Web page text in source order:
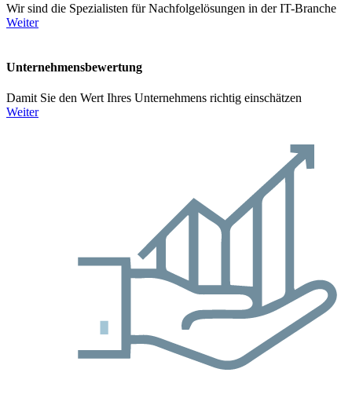
Wir sind die Spezialisten für Nachfolgelösungen in der IT-Branche
Weiter
Unternehmens­bewertung
Damit Sie den Wert Ihres Unternehmens richtig einschätzen
Weiter